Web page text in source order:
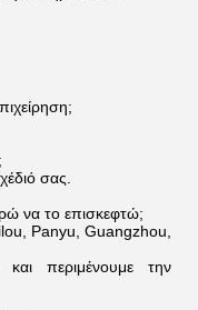
σας.
να το επισκεφτώ;
Panyu, Guangzhou,
περιμένουμε την